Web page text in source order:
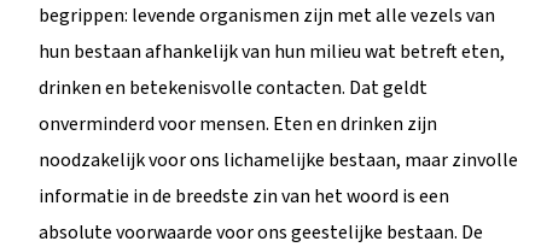
begrippen: levende organismen zijn met alle vezels van
hun bestaan afhankelijk van hun milieu wat betreft eten,
drinken en betekenisvolle contacten. Dat geldt
onverminderd voor mensen. Eten en drinken zijn
noodzakelijk voor ons lichamelijke bestaan, maar zinvolle
informatie in de breedste zin van het woord is een
absolute voorwaarde voor ons geestelijke bestaan. De